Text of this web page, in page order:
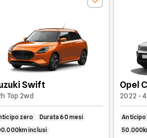
Swift
Top 2wd
zero
Durata 60 mesi
inclusi
Opel
2022 -
Anticipo